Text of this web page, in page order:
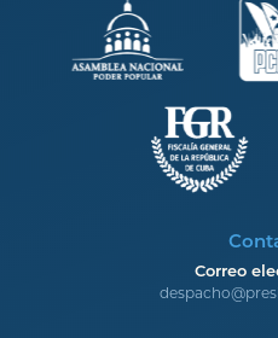
Correo